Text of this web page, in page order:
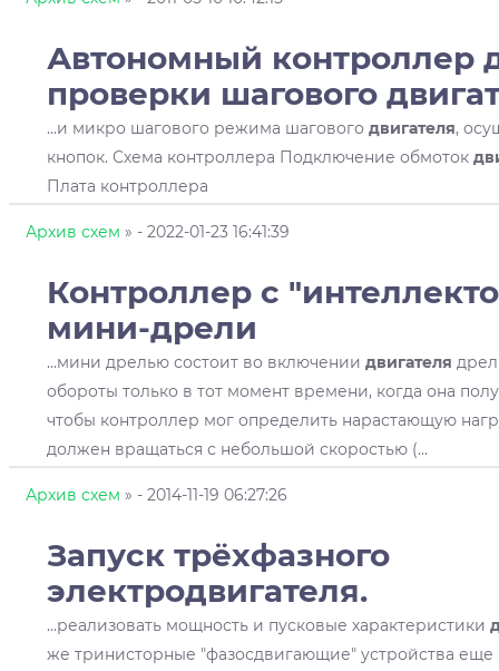
Автономный контроллер
проверки шагового
...и микро шагового режима шагового двигателя,
кнопок. Схема контроллера Подключение обмоток
Плата контроллера
Архив схем » - 2022-01-23 16:41:39
Контроллер с
мини-дрели
...мини дрелью состоит во включении двигателя
обороты только в тот момент времени, когда она
чтобы контроллер мог определить нарастающую
должен вращаться с небольшой скоростью (...
Архив схем » - 2014-11-19 06:27:26
Запуск трёхфазного
электродвигателя.
...реализовать мощность и пусковые характеристики
же тринисторные "фазосдвигающие" устройства